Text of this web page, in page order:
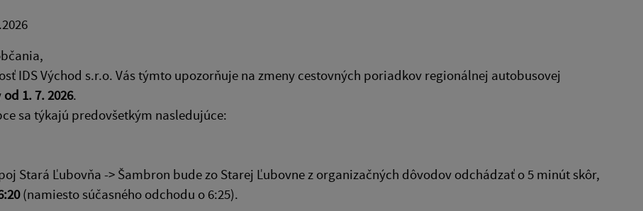
IDS Východ s.r.o. Vás týmto upozorňuje na zmeny cestovných poriadkov regionálnej autobusovej
od 1. 7. 2026.
sa týkajú predovšetkým nasledujúce:
Stará Ľubovňa -> Šambron bude zo Starej Ľubovne z organizačných dôvodov odchádzať o 5 minút skôr,
(namiesto súčasného odchodu o 6:25).